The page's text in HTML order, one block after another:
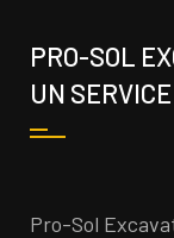
PRO-SOL
UN
Pro-Sol